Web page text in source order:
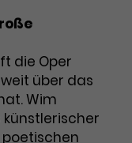
Die
in
die Anzahl
aus der sie
und
Ads-
die Oper
über das
Wim
künstlerischer